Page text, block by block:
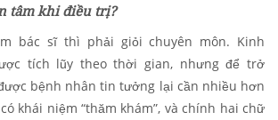
tâm khi điều trị?
bác sĩ thì phải giỏi chuyên môn. Kinh
tích lũy theo thời gian, nhưng để trở
bệnh nhân tin tưởng lại cần nhiều hơn
khái niệm “thăm khám”, và chính hai chữ